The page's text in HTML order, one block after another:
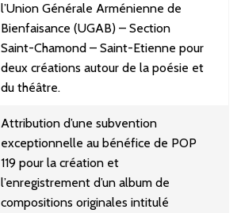
l’Union Générale Arménienne de
Bienfaisance (UGAB) – Section
Saint-Chamond – Saint-Etienne pour
deux créations autour de la poésie et
du théâtre.
Attribution d’une subvention
exceptionnelle au bénéfice de POP
119 pour la création et
l’enregistrement d’un album de
compositions originales intitulé